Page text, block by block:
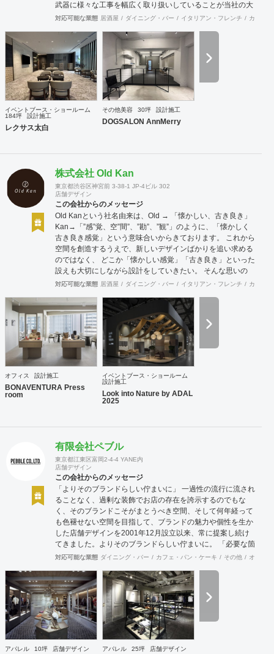
武器に様々な工事を幅広く取り扱いしていることが当社の大
きな特徴です。
対応可能な業態 居酒屋 ダイニング・バー イタリアン・フレンチ カフェ
イベントブース・ショールーム
184坪
設計施工
レクサス太白
その他美容 30坪 設計施工
DOGSALON AnnMerry
株式会社 Old Kan
東京都渋谷区神宮前 3-38-1 JP-4ビル 302
店舗デザイン
この会社からのメッセージ
Old Kanという社名由来は、Old → 「懐かしい、古き良き」
Kan→「”感”覚、空”間”、”勘”、”観”」のように、「懐かしく
古き良き感覚」という意味合いからきております。 これから
空間を創造するうえで、新しいデザインばかりを追い求める
のではなく、 どこか「懐かしい感覚」「古き良き」といった
設えも大切にしながら設計をしていきたい。 そんな思いの
下、日々クライアント様、そしてその空間を使うお客様に幸
ます。 Old Kan 浦田 晶平 Shohei Urata https://old-kan.jp
Instagram：https://www.instagram.com/old_kan_/?hl=ja
shohei_urata@old-kan.jp 〒150-0001 東京都渋谷区神宮前
3-38-1 JP-4ビル 302
対応可能な業態 居酒屋 ダイニング・バー イタリアン・フレンチ カフェ
オフィス 設計施工
BONAVENTURA Press
room
イベントブース・ショールーム
設計施工
Look into Nature by ADAL
2025
有限会社ペブル
東京都江東区富岡2-4-4 YANE内
店舗デザイン
この会社からのメッセージ
「よりそのブランドらしい佇まいに」 一過性の流行に流され
ることなく、過剰な装飾でお店の存在を誇示するのでもな
く、そのブランドこそがまとうべき空間、そして何年経って
も色褪せない空間を目指して、ブランドの魅力や個性を生か
した店舗デザインを2001年12月設立以来、常に提案し続け
てきました。よりそのブランドらしい佇まいに。 「必要な箇
所に、必要なデザインを」 2012年からはさらにその思いを
らブランディングまで総合的にブランドの出店をバックアッ
プできる体制も整えてきました。そのブランドにとってまず
何を優先すべきか、何が本当に必要なのか、そこをきちんと
アドバイスできる会社でありたいと思っています。 業務内容
・店舗設計（物販店／飲食店／美容室など） ・ブランディン
グ及びディレクション業務 ・出店におけるトータルデザイン
対応可能な業態 ダイニング・バー カフェ・パン・ケーキ その他 オフィス
アパレル 10坪 店舗デザイン アパレル 25坪 店舗デザイン